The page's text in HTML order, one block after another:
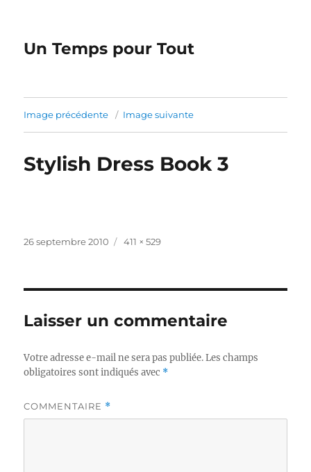
Un Temps pour Tout
Image précédente Image suivante
Stylish Dress Book 3
Publié
26 septembre 2010
Taille
411 × 529
Laisser un commentaire
Votre adresse e-mail ne sera pas publiée. Les champs
obligatoires sont indiqués avec *
COMMENTAIRE *